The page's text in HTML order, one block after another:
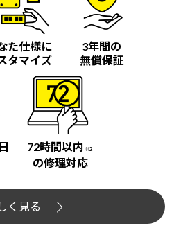
た仕様に
タマイズ
3年間の
無償保証
72時間以内 ※2
の修理対応
く見る